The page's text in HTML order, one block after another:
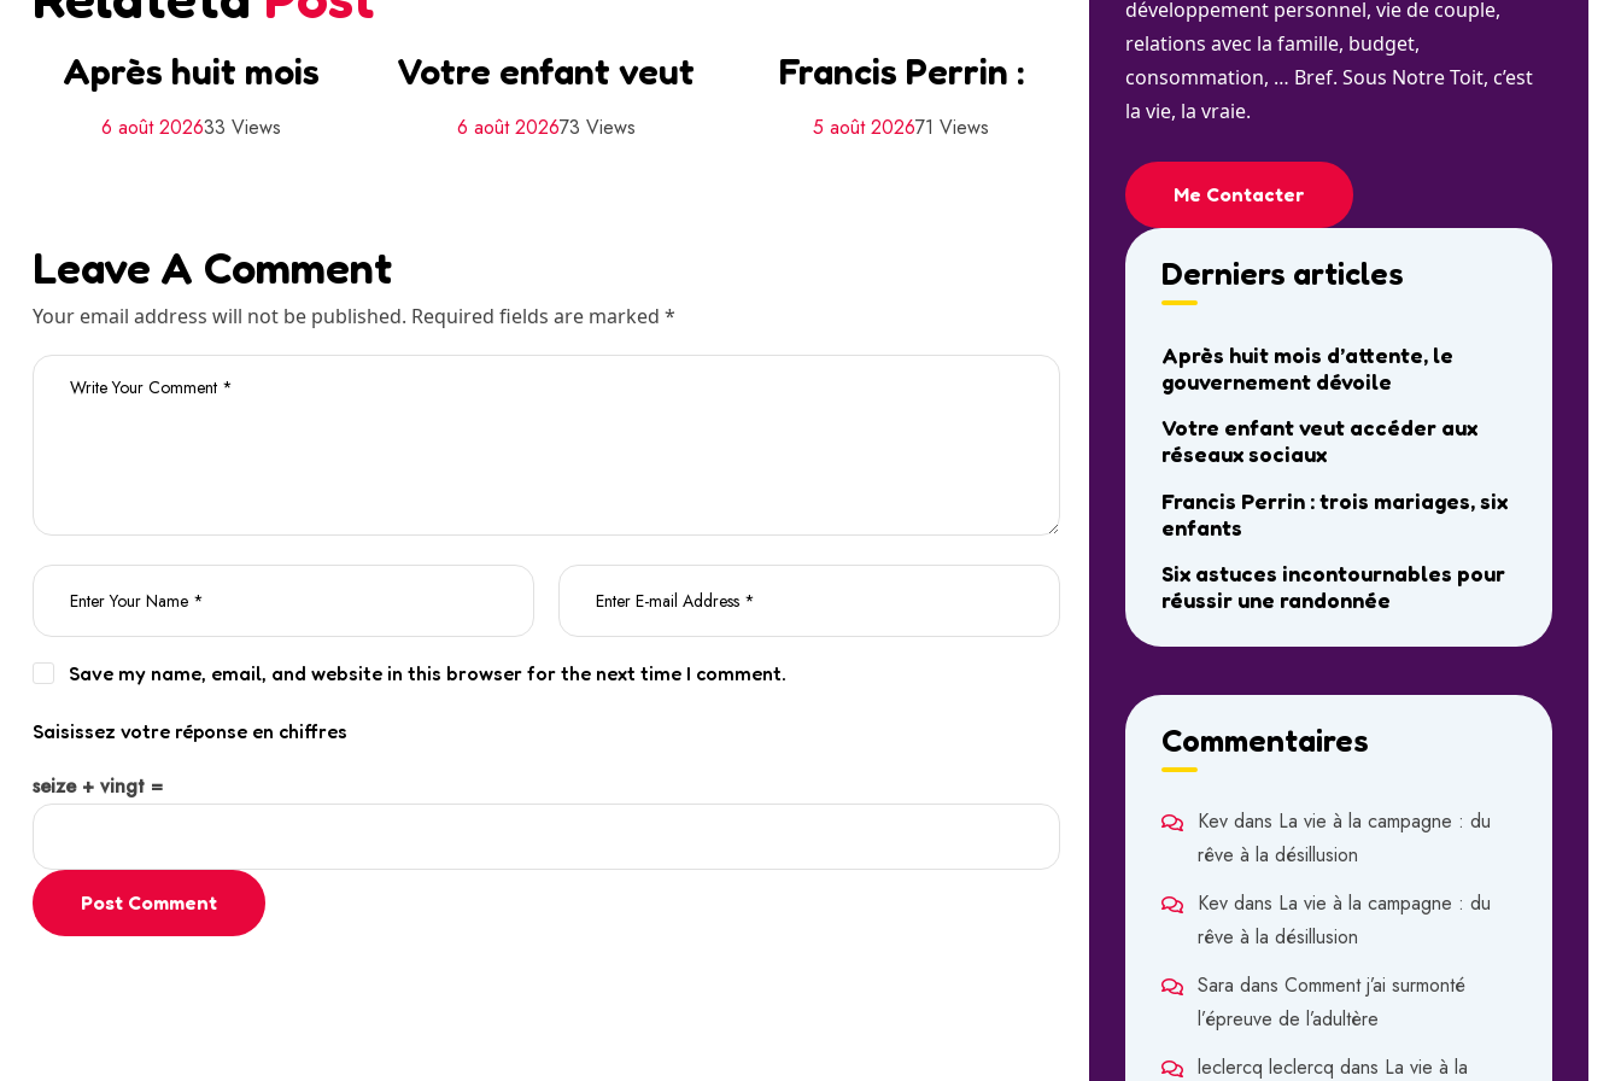
Après huit mois
6 août 202633 Views
Votre enfant veut
6 août 202673 Views
Francis Perrin :
5 août 202671 Views
Leave A Comment
Your email address will not be published. Required fields are marked *
Save my name, email, and website in this browser for the next time I comment.
Saisissez votre réponse en chiffres
seize + vingt =
Post Comment
développement personnel, vie de couple,
relations avec la famille, budget,
consommation, … Bref. Sous Notre Toit, c’est
la vie, la vraie.
Me Contacter
Derniers articles
Après huit mois d’attente, le
gouvernement dévoile
Votre enfant veut accéder aux
réseaux sociaux
Francis Perrin : trois mariages, six
enfants
Six astuces incontournables pour
réussir une randonnée
Commentaires
Kev dans La vie à la campagne : du
rêve à la désillusion
Kev dans La vie à la campagne : du
rêve à la désillusion
Sara dans Comment j’ai surmonté
l’épreuve de l’adultère
leclercq leclercq dans La vie à la